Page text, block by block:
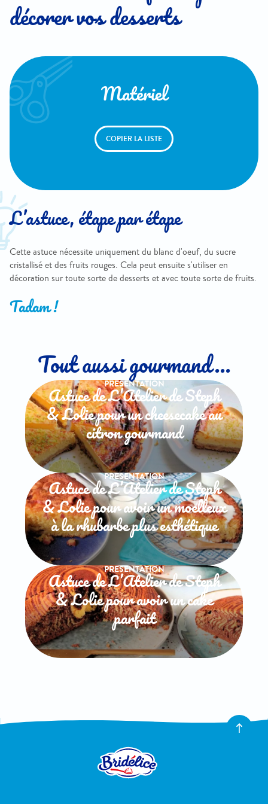
décorer vos desserts
Matériel
COPIER LA LISTE
L’astuce, étape par étape
Cette astuce nécessite uniquement du blanc d'oeuf, du sucre
cristallisé et des fruits rouges. Cela peut ensuite s'utiliser en
décoration sur toute sorte de desserts et avec toute sorte de fruits.
Tadam !
Tout aussi gourmand...
PRESENTATION
Astuce de L’Atelier de Steph
& Lolie pour un cheesecake au
citron gourmand
PRESENTATION
Astuce de L’Atelier de Steph
& Lolie pour avoir un moelleux
à la rhubarbe plus esthétique
PRESENTATION
Astuce de L’Atelier de Steph
& Lolie pour avoir un cake
parfait